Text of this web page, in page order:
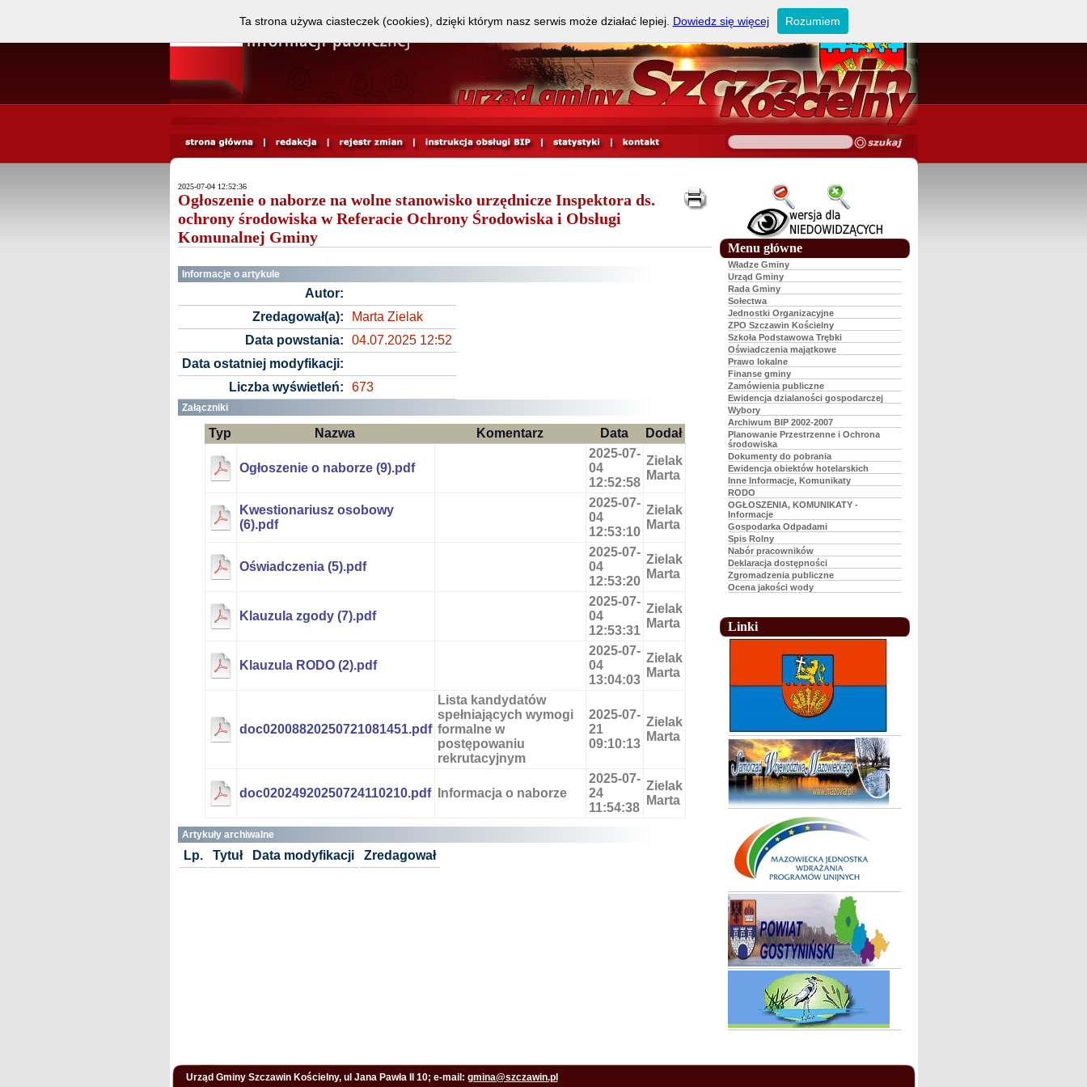
2025-07-04 12:52:36
Ogłoszenie o naborze na wolne stanowisko urzędnicze Inspektora ds.
ochrony środowiska w Referacie Ochrony Środowiska i Obsługi
Komunalnej Gminy
Informacje o artykule
Autor:
Zredagował(a):
Marta Zielak
Data powstania:
04.07.2025 12:52
Data ostatniej modyfikacji:
Liczba wyświetleń:
673
Załączniki
Typ Nazwa Komentarz Data Dodał
Ogłoszenie o naborze (9).pdf
2025-07-
04
12:52:58
Zielak
Marta
Kwestionariusz osobowy
(6).pdf
2025-07-
04
12:53:10
Zielak
Marta
Oświadczenia (5).pdf
2025-07-
04
12:53:20
Zielak
Marta
Klauzula zgody (7).pdf
2025-07-
04
12:53:31
Zielak
Marta
Klauzula RODO (2).pdf
2025-07-
04
13:04:03
Zielak
Marta
doc02008820250721081451.pdf
Lista kandydatów
spełniających wymogi
formalne w
postępowaniu
rekrutacyjnym
2025-07-
21
09:10:13
Zielak
Marta
doc02024920250724110210.pdf Informacja o naborze
2025-07-
24
11:54:38
Zielak
Marta
Artykuły archiwalne
Lp. Tytuł Data modyfikacji Zredagował
Menu główne
Władze Gminy
Urząd Gminy
Rada Gminy
Sołectwa
Jednostki Organizacyjne
ZPO Szczawin Kościelny
Szkoła Podstawowa Trębki
Oświadczenia majątkowe
Prawo lokalne
Finanse gminy
Zamówienia publiczne
Ewidencja dzialaności gospodarczej
Wybory
Archiwum BIP 2002-2007
Planowanie Przestrzenne i Ochrona
środowiska
Dokumenty do pobrania
Ewidencja obiektów hotelarskich
Inne Informacje, Komunikaty
RODO
OGŁOSZENIA, KOMUNIKATY -
Informacje
Gospodarka Odpadami
Spis Rolny
Nabór pracowników
Deklaracja dostępności
Zgromadzenia publiczne
Ocena jakości wody
Linki
Urząd Gminy Szczawin Kościelny, ul Jana Pawła II 10; e-mail: gmina@szczawin.pl
Ta strona używa ciasteczek (cookies), dzięki którym nasz serwis może działać lepiej. Dowiedz się więcej Rozumiem